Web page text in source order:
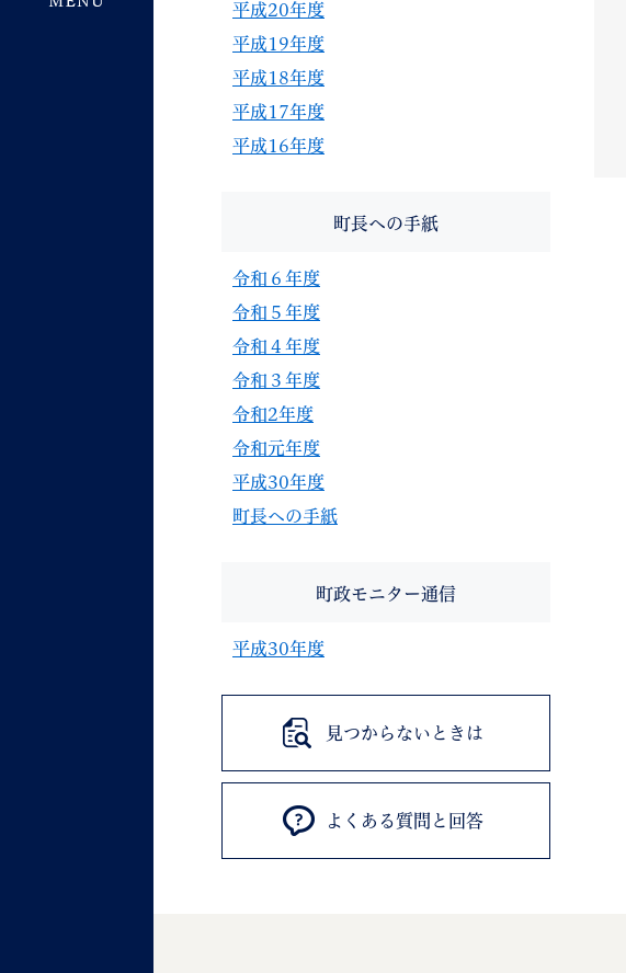
平成20年度
平成19年度
平成18年度
平成17年度
平成16年度
町長への手紙
令和６年度
令和５年度
令和４年度
令和３年度
令和2年度
令和元年度
平成30年度
町長への手紙
町政モニター通信
平成30年度
見つからないときは
よくある質問と回答